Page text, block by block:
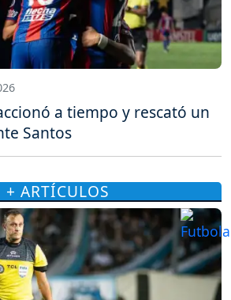
a tiempo y rescató un
Santos
+ ARTÍCULOS